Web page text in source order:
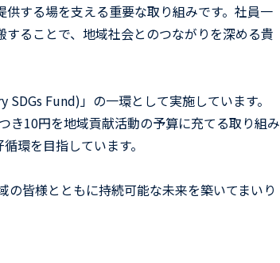
する場を支える重要な取り組みです。社員一
ることで、地域社会とのつながりを深める貴
Fund)」の一環として実施しています。
き10円を地域貢献活動の予算に充てる取り組み
環を目指しています。
皆様とともに持続可能な未来を築いてまいり